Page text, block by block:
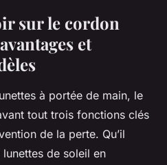
sur le cordon
et
à portée de main, le
tout trois fonctions clés
de la perte. Qu’il
lunettes de soleil en